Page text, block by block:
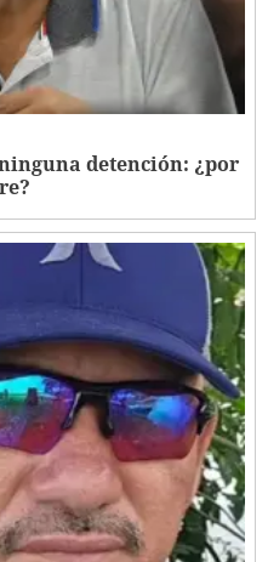
detención: ¿por